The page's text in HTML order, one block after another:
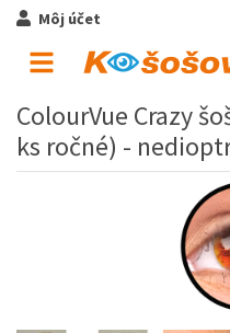
Môj účet
ColourVue Crazy
ks ročné) -